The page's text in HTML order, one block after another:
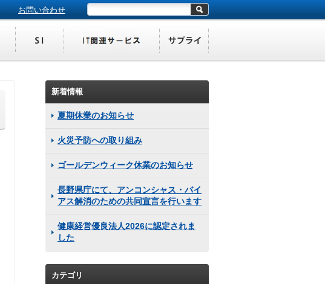
お問い合わせ
新着情報
夏期休業のお知らせ
火災予防への取り組み
ゴールデンウィーク休業のお知らせ
長野県庁にて、アンコンシャス・バイ
アス解消のための共同宣言を行います
健康経営優良法人2026に認定されま
した
カテゴリ